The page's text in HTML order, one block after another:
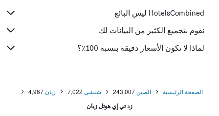
HotelsCombined ليس البائع
نقوم بتجميع الكثير من البيانات لك
لماذا لا تكون الأسعار دقيقة بنسبة 100٪؟
الصفحة الرئيسية الصين 243,007 شنشى 7,022 زيان 4,967
زد تي إي هوتل زيان